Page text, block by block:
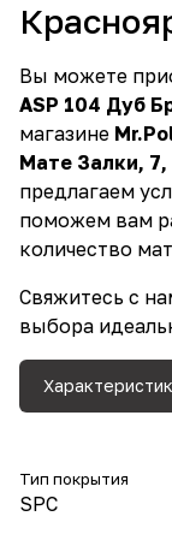
Вы можете
ASP 104 Дуб
магазине
Мате Залки,
предлагаем
поможем вам
количество
Свяжитесь с
выбора
Тип покрытия
SPC